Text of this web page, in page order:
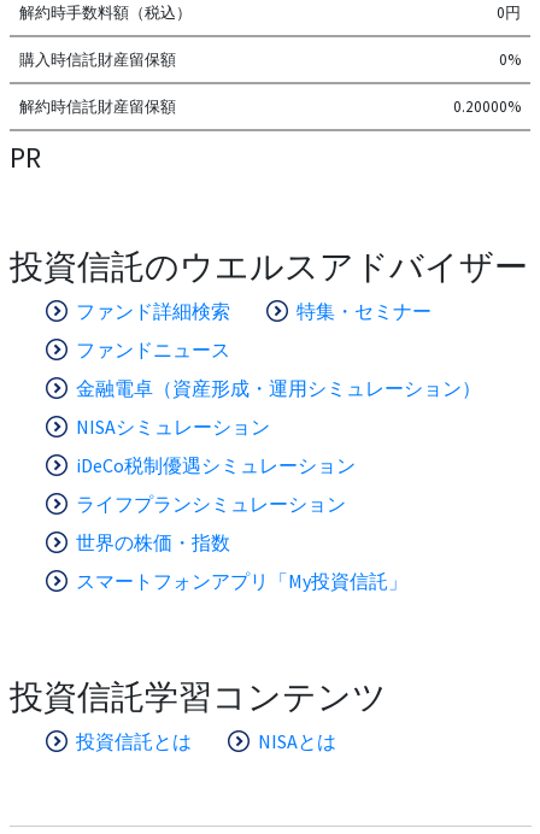
解約時手数料額（税込） 0円
購入時信託財産留保額 0%
解約時信託財産留保額 0.20000%
PR
投資信託のウエルスアドバイザー
ファンド詳細検索
特集・セミナー
ファンドニュース
金融電卓（資産形成・運用シミュレーション）
NISAシミュレーション
iDeCo税制優遇シミュレーション
ライフプランシミュレーション
世界の株価・指数
スマートフォンアプリ「My投資信託」
投資信託学習コンテンツ
投資信託とは NISAとは